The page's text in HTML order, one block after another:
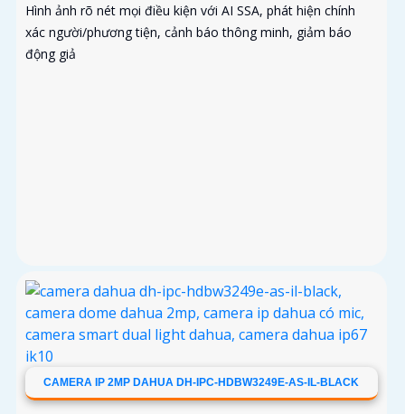
Hình ảnh rõ nét mọi điều kiện với AI SSA, phát hiện chính
xác người/phương tiện, cảnh báo thông minh, giảm báo
động giả
CAMERA IP 2MP DAHUA DH-IPC-HDBW3249E-AS-IL-BLACK